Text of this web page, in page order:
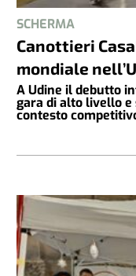
SCHERMA
Canottieri
mondiale
A Udine il debutto
gara di alto livello
contesto